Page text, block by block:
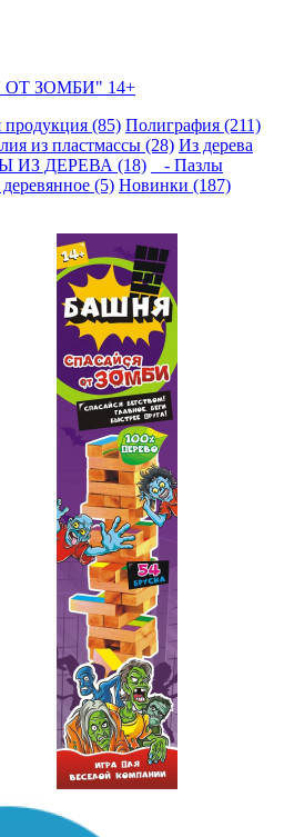
ЗОМБИ" 14+
(85) Полиграфия (211)
из пластмассы (28) Из дерева
ИЗ ДЕРЕВА (18)
- Пазлы
(5) Новинки (187)